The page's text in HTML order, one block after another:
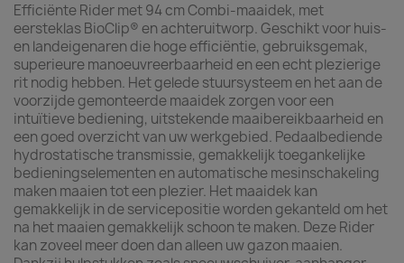
Efficiënte Rider met 94 cm Combi-maaidek, met
eersteklas BioClip® en achteruitworp. Geschikt voor huis-
en landeigenaren die hoge efficiëntie, gebruiksgemak,
superieure manoeuvreerbaarheid en een echt plezierige
rit nodig hebben. Het gelede stuursysteem en het aan de
voorzijde gemonteerde maaidek zorgen voor een
intuïtieve bediening, uitstekende maaibereikbaarheid en
een goed overzicht van uw werkgebied. Pedaalbediende
hydrostatische transmissie, gemakkelijk toegankelijke
bedieningselementen en automatische mesinschakeling
maken maaien tot een plezier. Het maaidek kan
gemakkelijk in de servicepositie worden gekanteld om het
na het maaien gemakkelijk schoon te maken. Deze Rider
kan zoveel meer doen dan alleen uw gazon maaien.